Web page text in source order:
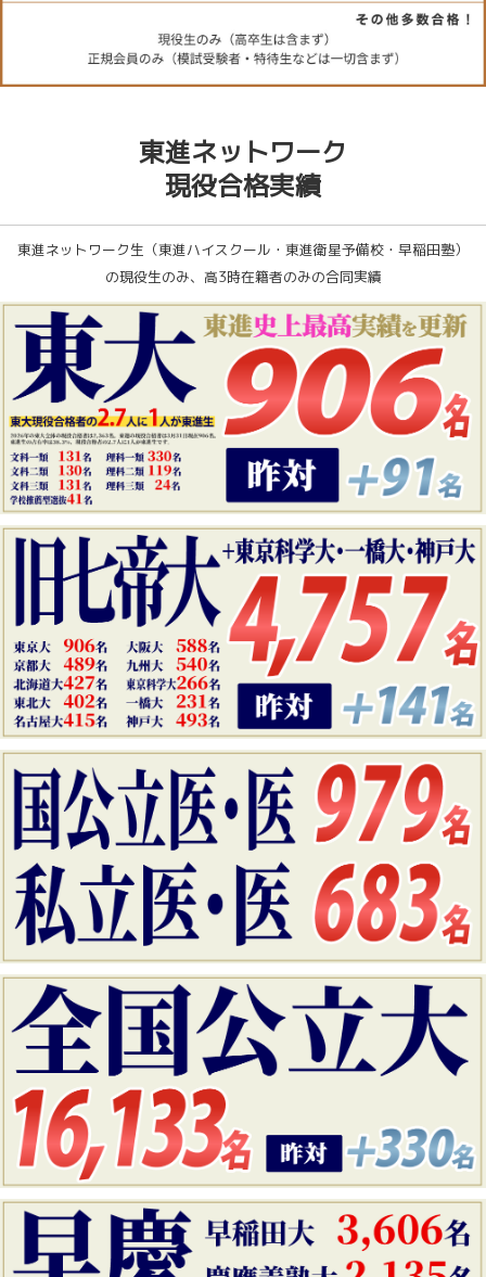
東進ネットワーク
現役合格実績
東進ネットワーク生（東進ハイスクール・東進衛星予備校・早稲田塾）
の現役生のみ、高3時在籍者のみの合同実績